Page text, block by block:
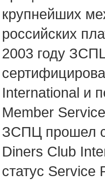
крупнейших
российских
2003 году
International и
Member
ЗСПЦ прошел
Diners Club
статус Service